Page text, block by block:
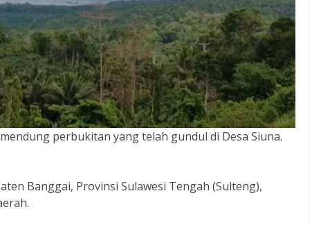
perbukitan yang telah gundul di Desa Siuna.
Banggai, Provinsi Sulawesi Tengah (Sulteng),